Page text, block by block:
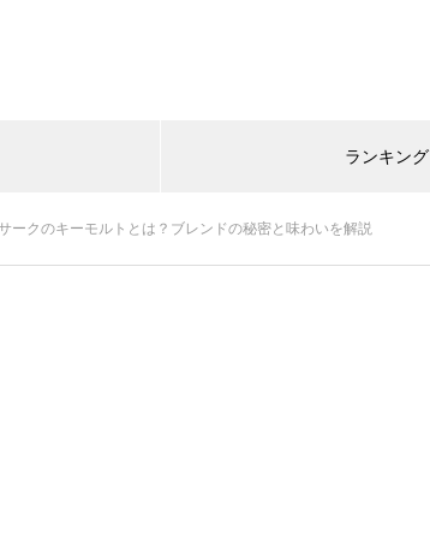
ランキング
ークのキーモルトとは？ブレンドの秘密と味わいを解説